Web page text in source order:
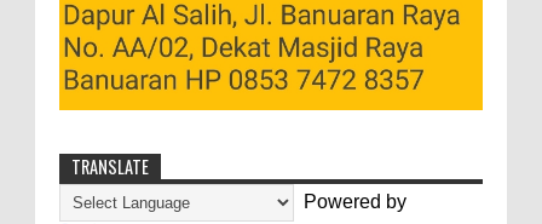
TRANSLATE
Powered by